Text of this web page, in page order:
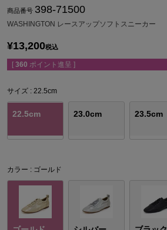
商品番号 398-71500
WASHINGTON レースアップソフトスニーカー
¥13,200税込
[ 360 ポイント進呈 ]
サイズ 22.5cm
22.5cm 23.0cm 23.5cm
カラー ゴールド